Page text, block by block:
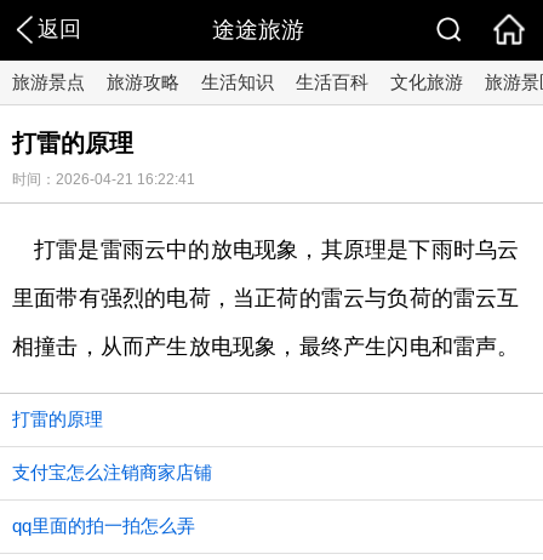
返回 途途旅游
旅游景点 旅游攻略 生活知识 生活百科 文化旅游 旅游景
打雷的原理
时间：2026-04-21 16:22:41
打雷是雷雨云中的放电现象，其原理是下雨时乌云
里面带有强烈的电荷，当正荷的雷云与负荷的雷云互
相撞击，从而产生放电现象，最终产生闪电和雷声。
打雷的原理
支付宝怎么注销商家店铺
qq里面的拍一拍怎么弄